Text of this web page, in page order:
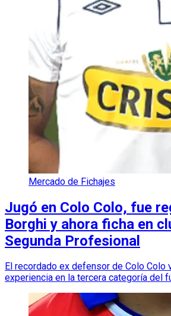
Mercado de Fichajes
Jugó en Colo Colo, fue
Borghi y ahora ficha en
Segunda Profesional
El recordado ex defensor de Colo Colo
experiencia en la tercera categoría del